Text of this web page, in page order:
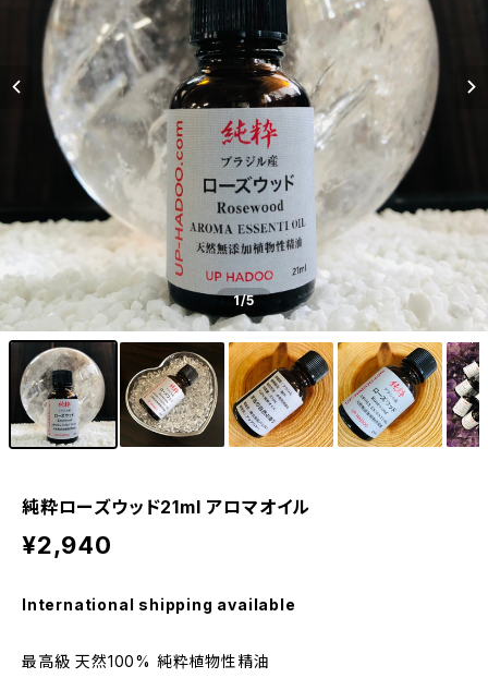
1/5
純粋ローズウッド21ml アロマオイル
¥2,940
International shipping available
最高級 天然100% 純粋植物性精油